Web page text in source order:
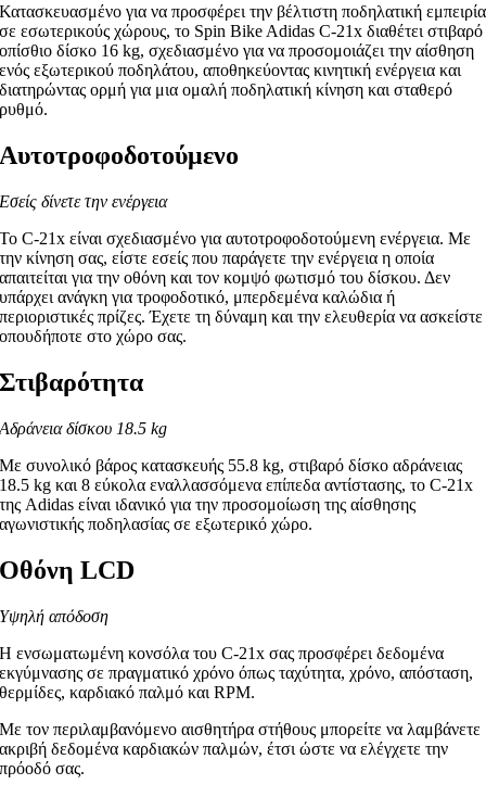
Κατασκευασμένο για να προσφέρει την βέλτιστη ποδηλατική εμπειρία
σε εσωτερικούς χώρους, το Spin Bike Adidas C-21x διαθέτει στιβαρό
οπίσθιο δίσκο 16 kg, σχεδιασμένο για να προσομοιάζει την αίσθηση
ενός εξωτερικού ποδηλάτου, αποθηκεύοντας κινητική ενέργεια και
διατηρώντας ορμή για μια ομαλή ποδηλατική κίνηση και σταθερό
ρυθμό.
Αυτοτροφοδοτούμενο
Εσείς δίνετε την ενέργεια
Το C-21x είναι σχεδιασμένο για αυτοτροφοδοτούμενη ενέργεια. Με
την κίνηση σας, είστε εσείς που παράγετε την ενέργεια η οποία
απαιτείται για την οθόνη και τον κομψό φωτισμό του δίσκου. Δεν
υπάρχει ανάγκη για τροφοδοτικό, μπερδεμένα καλώδια ή
περιοριστικές πρίζες. Έχετε τη δύναμη και την ελευθερία να ασκείστε
οπουδήποτε στο χώρο σας.
Στιβαρότητα
Αδράνεια δίσκου 18.5 kg
Με συνολικό βάρος κατασκευής 55.8 kg, στιβαρό δίσκο αδράνειας
18.5 kg και 8 εύκολα εναλλασσόμενα επίπεδα αντίστασης, το C-21x
της Adidas είναι ιδανικό για την προσομοίωση της αίσθησης
αγωνιστικής ποδηλασίας σε εξωτερικό χώρο.
Οθόνη LCD
Υψηλή απόδοση
Η ενσωματωμένη κονσόλα του C-21x σας προσφέρει δεδομένα
εκγύμνασης σε πραγματικό χρόνο όπως ταχύτητα, χρόνο, απόσταση,
θερμίδες, καρδιακό παλμό και RPM.
Με τον περιλαμβανόμενο αισθητήρα στήθους μπορείτε να λαμβάνετε
ακριβή δεδομένα καρδιακών παλμών, έτσι ώστε να ελέγχετε την
πρόοδό σας.